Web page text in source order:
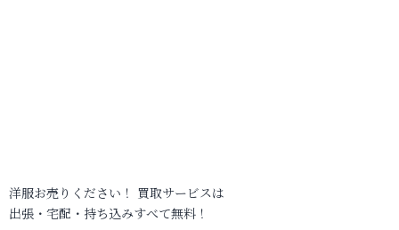
洋服お売りください！ 買取サービスは
出張・宅配・持ち込みすべて無料！